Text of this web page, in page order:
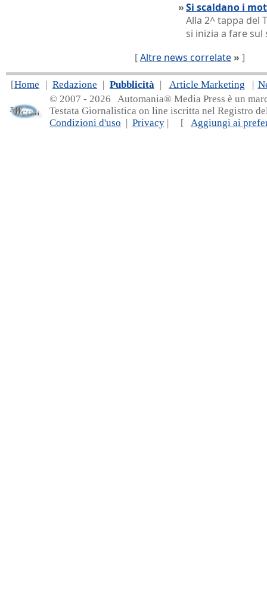
»Si scaldano i
Alla 2^ tappa del
si inizia a fare sul
[Altre news correlate » ]
[Home | Redazione | Pubblicità | Article Marketing |
© 2007 - 2026 Automania® Media Press è un
Testata Giornalistica on line iscritta nel Registro
Condizioni d'uso | Privacy | [ Aggiungi ai